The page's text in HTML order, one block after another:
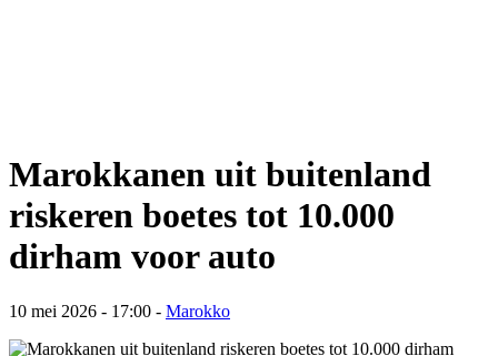
Marokkanen uit buitenland
riskeren boetes tot 10.000
dirham voor auto
10 mei 2026 - 17:00 - Marokko